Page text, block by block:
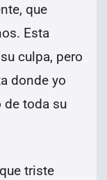
que
Esta
culpa, pero
donde yo
de toda su
triste